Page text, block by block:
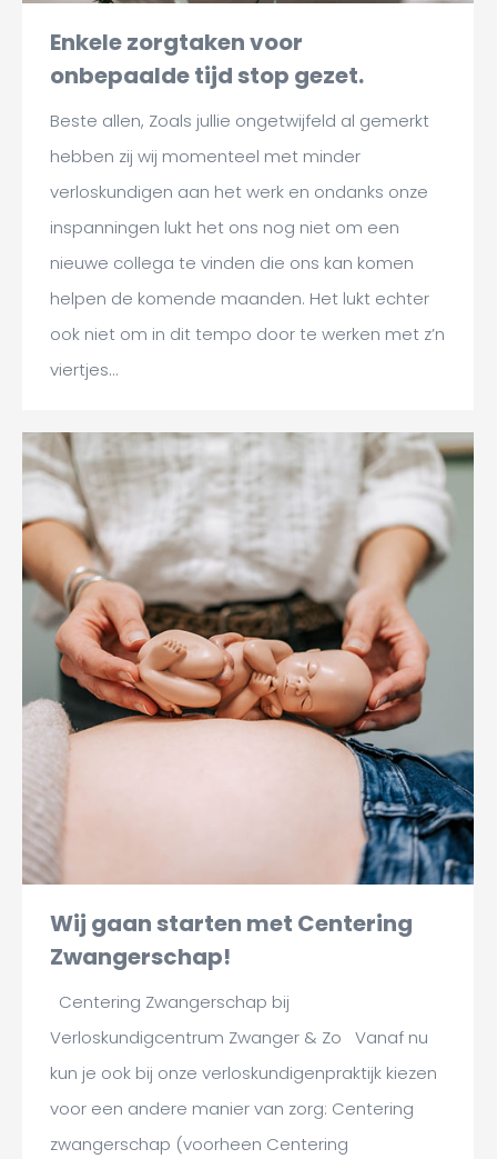
Enkele zorgtaken voor
onbepaalde tijd stop gezet.
Beste allen, Zoals jullie ongetwijfeld al gemerkt
hebben zij wij momenteel met minder
verloskundigen aan het werk en ondanks onze
inspanningen lukt het ons nog niet om een
nieuwe collega te vinden die ons kan komen
helpen de komende maanden. Het lukt echter
ook niet om in dit tempo door te werken met z’n
viertjes…
Wij gaan starten met Centering
Zwangerschap!
Centering Zwangerschap bij
Verloskundigcentrum Zwanger & Zo Vanaf nu
kun je ook bij onze verloskundigenpraktijk kiezen
voor een andere manier van zorg: Centering
zwangerschap (voorheen Centering